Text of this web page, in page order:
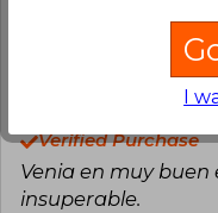
This review
Anonymous User
Verified Purchase
Venia en muy buen
insuperable.
I